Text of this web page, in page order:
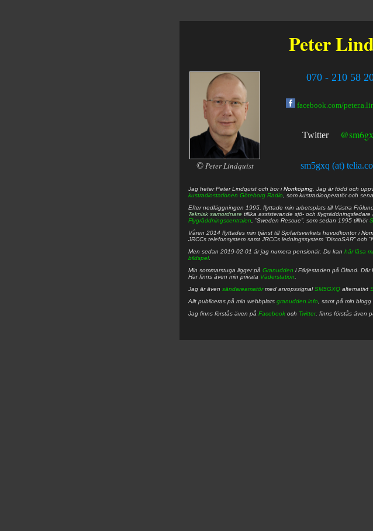
Peter
© Peter Lindquist
070 - 210 58
facebook.com/
Twitter
sm5gxq (at)
Jag heterPeter Lindquist och bor iNorrköping . Jag är född och
kustradiostationen Göteborg Radio , som kustradiooperatör och
Efter nedläggningen 1995, flyttade min arbetsplats till Västra
Teknisk samordnare tillika assisterande sjö- och flygräddningsledare
Flygräddningscentralen , ”Sweden Rescue”, som sedan 1995 tillhör
Våren 2014 flyttades min tjänst till Sjöfartsverkets huvudkontor i
JRCCs telefonsystem samt JRCCs ledningssystem ”DiscoSAR” och
Men sedan 2019-02-01 är jag numera pensionär. Du kan här läsa
bildspel.
Min sommarstuga ligger på Granudden i Färjestaden på Öland. Där
Här finns även min privata Väderstation
Jag är även sändareamatörmed anropssignalSM5GXQ alternativt
Allt publiceras på min webbplats granudden.info , samt på min blogg
Jag finns förstås även på Facebook och Twitter. finns förstås även